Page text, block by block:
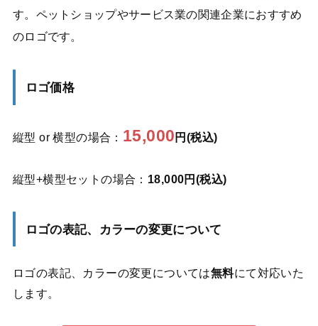
す。ペットショップやサービス業の関連企業におすすめ
のロゴです。
ロゴ価格
縦型 or 横型の場合： 15,000 円(税込)
縦型+横型セットの場合： 18,000円(税込)
ロゴの表記、カラーの変更について
ロゴの表記、カラーの変更については無料にて対応いた
します。